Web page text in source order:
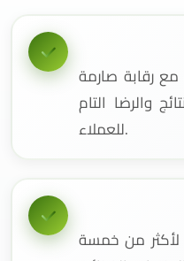
رقابة صارمة
والرضا التام
للعملاء.
من خمسة